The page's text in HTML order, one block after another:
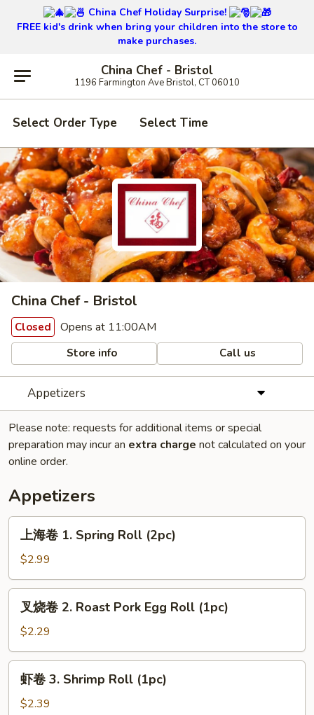
China Chef Holiday Surprise!
FREE kid's drink when bring your children into the store to
make purchases.
China Chef - Bristol
1196 Farmington Ave Bristol, CT 06010
Select Order Type Select Time
China Chef - Bristol
Closed Opens at 11:00AM
Store info Call us
Appetizers
Please note: requests for additional items or special
preparation may incur an extra charge not calculated on your
online order.
Appetizers
上
1.
Spring
Roll
(2pc)
上海卷 1. Spring Roll (2pc)
$2.99
叉
2.
Roast
Pork
Egg
叉烧卷 2. Roast Pork Egg Roll (1pc)
$2.29
虾
虾卷 3. Shrimp Roll (1pc)
$2.39